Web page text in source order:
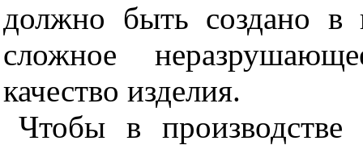
должно быть создано
сложное
качество изделия.
Чтобы в производстве